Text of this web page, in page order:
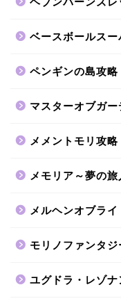
ベースボールス
ペンギンの島攻略
マスターオブガー
メメントモリ攻略
メモリア～夢の
メルヘンオブライ
モリノファンタジ
ユグドラ・レゾナ